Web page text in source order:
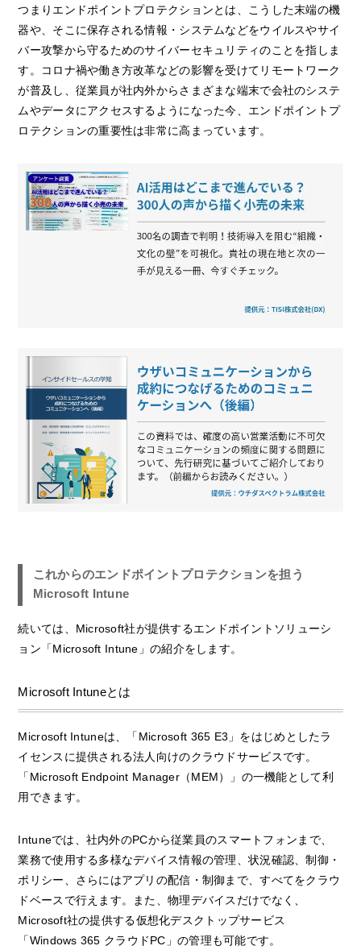
つまりエンドポイントプロテクションとは、こうした末端の機
器や、そこに保存される情報・システムなどをウイルスやサイ
バー攻撃から守るためのサイバーセキュリティのことを指しま
す。コロナ禍や働き方改革などの影響を受けてリモートワーク
が普及し、従業員が社内外からさまざまな端末で会社のシステ
ムやデータにアクセスするようになった今、エンドポイントプ
ロテクションの重要性は非常に高まっています。
これからのエンドポイントプロテクションを担う
Microsoft Intune
続いては、Microsoft社が提供するエンドポイントソリューシ
ョン「Microsoft Intune」の紹介をします。
Microsoft Intuneとは
Microsoft Intuneは、「Microsoft 365 E3」をはじめとしたラ
イセンスに提供される法人向けのクラウドサービスです。
「Microsoft Endpoint Manager（MEM）」の一機能として利
用できます。
Intuneでは、社内外のPCから従業員のスマートフォンまで、
業務で使用する多様なデバイス情報の管理、状況確認、制御・
ポリシー、さらにはアプリの配信・制御まで、すべてをクラウ
ドベースで行えます。また、物理デバイスだけでなく、
Microsoft社の提供する仮想化デスクトップサービス
「Windows 365 クラウドPC」の管理も可能です。